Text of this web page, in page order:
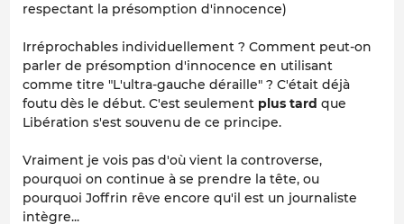
respectant la présomption d'innocence)
Irréprochables individuellement ? Comment peut-on
parler de présomption d'innocence en utilisant
comme titre "L'ultra-gauche déraille" ? C'était déjà
foutu dès le début. C'est seulement plus tard que
Libération s'est souvenu de ce principe.
Vraiment je vois pas d'où vient la controverse,
pourquoi on continue à se prendre la tête, ou
pourquoi Joffrin rêve encore qu'il est un journaliste
intègre...